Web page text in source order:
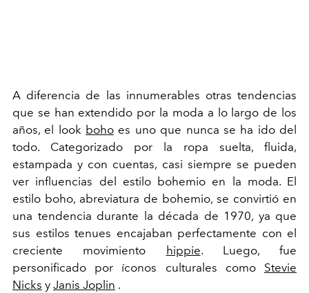
A diferencia de las innumerables otras tendencias
que se han extendido por la moda a lo largo de los
años, el look boho es uno que nunca se ha ido del
todo. Categorizado por la ropa suelta, fluida,
estampada y con cuentas, casi siempre se pueden
ver influencias del estilo bohemio en la moda. El
estilo boho, abreviatura de bohemio, se convirtió en
una tendencia durante la década de 1970, ya que
sus estilos tenues encajaban perfectamente con el
creciente movimiento
hippie. Luego, fue
personificado por íconos culturales como Stevie
Nicks y Janis Joplin .